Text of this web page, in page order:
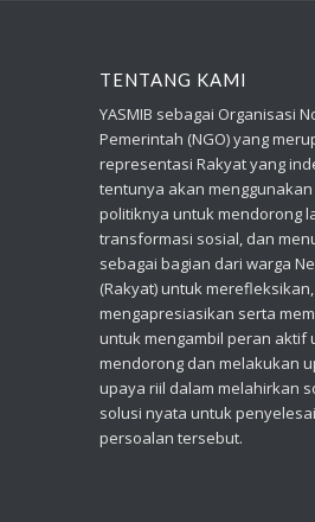
TENTANG KAMI
YASMIB sebagai Organisasi
Pemerintah (NGO) yang
representasi Rakyat yang
tentunya akan
politiknya untuk mendorong
transformasi sosial, dan
sebagai bagian dari warga
(Rakyat) untuk merefleksikan,
mengapresiasikan serta
untuk mengambil peran aktif
mendorong dan melakukan
upaya riil dalam melahirkan
solusi nyata untuk
persoalan tersebut.